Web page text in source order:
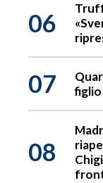
06
07
08